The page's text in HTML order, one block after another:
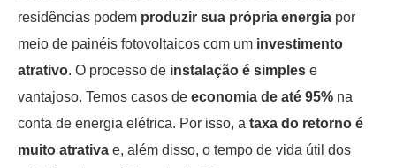
residências podem produzir sua própria energia por
meio de painéis fotovoltaicos com um investimento
atrativo. O processo de instalação é simples e
vantajoso. Temos casos de economia de até 95% na
conta de energia elétrica. Por isso, a taxa do retorno é
muito atrativa e, além disso, o tempo de vida útil dos